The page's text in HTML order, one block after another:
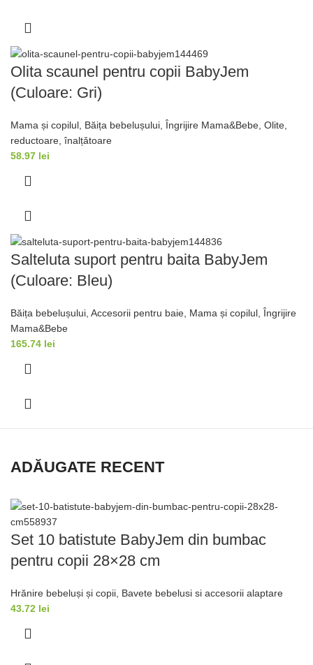
Olita scaunel pentru copii BabyJem
(Culoare: Gri)
Mama și copilul Băița bebelușului Îngrijire Mama&Bebe Olite,
reductoare, înalțǎtoare
58.97 lei
Salteluta suport pentru baita BabyJem
(Culoare: Bleu)
Băița bebelușului, Accesorii pentru baie, Mama și copilul, Îngrijire
Mama&Bebe
165.74 lei
ADĂUGATE RECENT
Set 10 batistute BabyJem din bumbac
pentru copii 28×28 cm
Hrănire bebeluși și copii, Bavete bebelusi si accesorii alaptare
43.72 lei